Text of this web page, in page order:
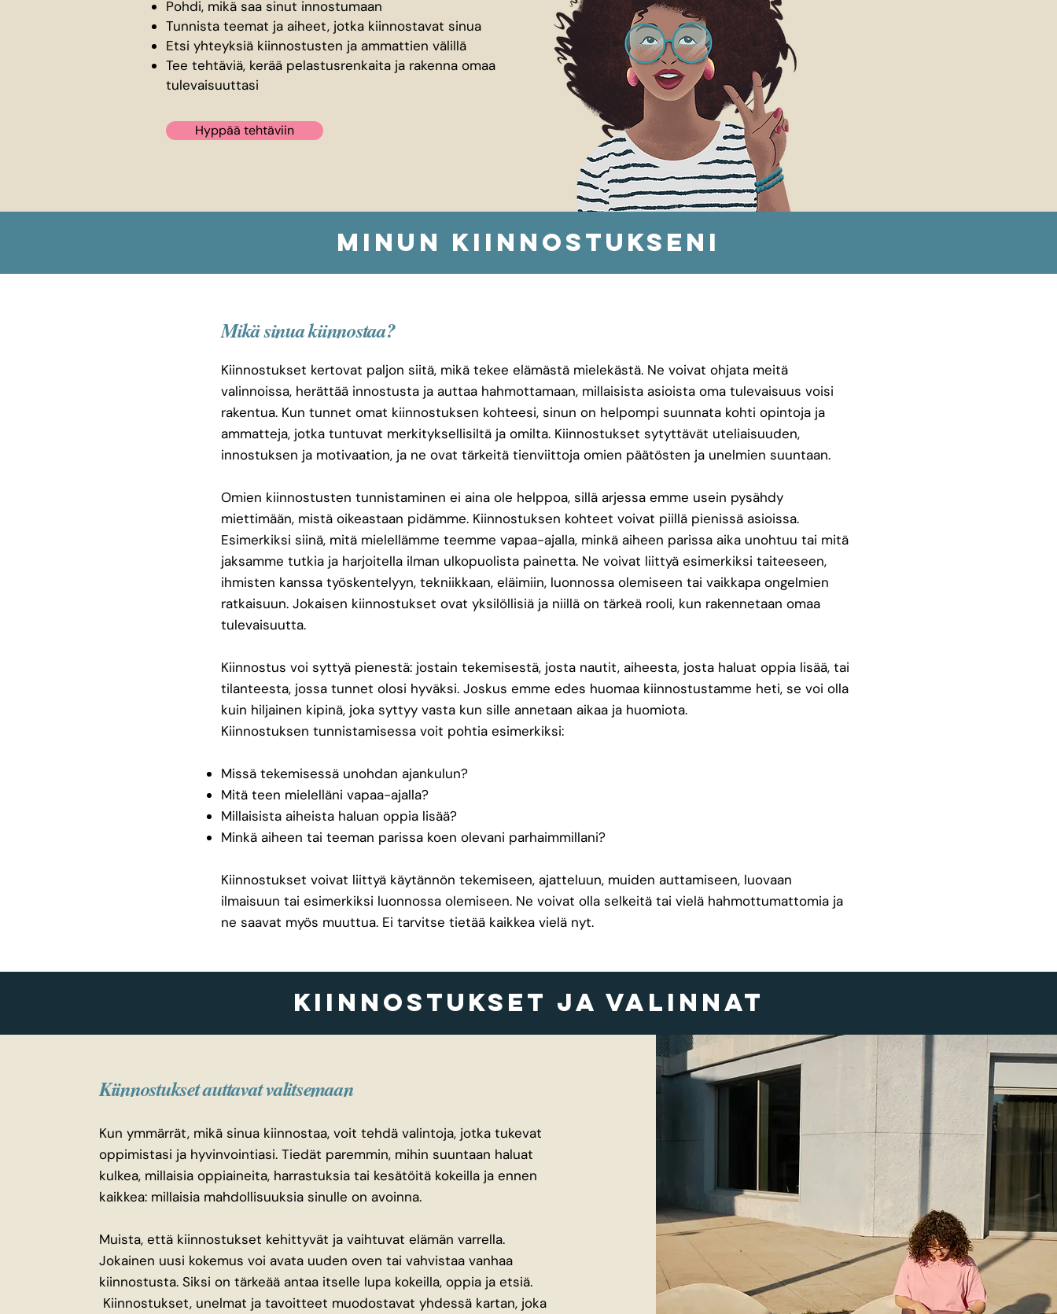
Pohdi, mikä saa sinut innostumaan
Tunnista teemat ja aiheet, jotka kiinnostavat sinua
Etsi yhteyksiä kiinnostusten ja ammattien välillä
Tee tehtäviä, kerää pelastusrenkaita ja rakenna omaa
tulevaisuuttasi​
Hyppää tehtäviin
Minun kiinnostukseni
Mikä sinua kiinnostaa?
Kiinnostukset kertovat paljon siitä, mikä tekee elämästä mielekästä. Ne voivat ohjata meitä
valinnoissa, herättää innostusta ja auttaa hahmottamaan, millaisista asioista oma tulevaisuus voisi
rakentua. Kun tunnet omat kiinnostuksen kohteesi, sinun on helpompi suunnata kohti opintoja ja
ammatteja, jotka tuntuvat merkityksellisiltä ja omilta. Kiinnostukset sytyttävät uteliaisuuden,
innostuksen ja motivaation, ja ne ovat tärkeitä tienviittoja omien päätösten ja unelmien suuntaan.
Omien kiinnostusten tunnistaminen ei aina ole helppoa, sillä arjessa emme usein pysähdy
miettimään, mistä oikeastaan pidämme. Kiinnostuksen kohteet voivat piillä pienissä asioissa.
Esimerkiksi siinä, mitä mielellämme teemme vapaa-ajalla, minkä aiheen parissa aika unohtuu tai mitä
jaksamme tutkia ja harjoitella ilman ulkopuolista painetta. Ne voivat liittyä esimerkiksi taiteeseen,
ihmisten kanssa työskentelyyn, tekniikkaan, eläimiin, luonnossa olemiseen tai vaikkapa ongelmien
ratkaisuun. Jokaisen kiinnostukset ovat yksilöllisiä ja niillä on tärkeä rooli, kun rakennetaan omaa
tulevaisuutta.
Kiinnostus voi syttyä pienestä: jostain tekemisestä, josta nautit, aiheesta, josta haluat oppia lisää, tai
tilanteesta, jossa tunnet olosi hyväksi. Joskus emme edes huomaa kiinnostustamme heti, se voi olla
kuin hiljainen kipinä, joka syttyy vasta kun sille annetaan aikaa ja huomiota.
Kiinnostuksen tunnistamisessa voit pohtia esimerkiksi:
Missä tekemisessä unohdan ajankulun?
Mitä teen mielelläni vapaa-ajalla?
Millaisista aiheista haluan oppia lisää?
Minkä aiheen tai teeman parissa koen olevani parhaimmillani?
Kiinnostukset voivat liittyä käytännön tekemiseen, ajatteluun, muiden auttamiseen, luovaan
ilmaisuun tai esimerkiksi luonnossa olemiseen. Ne voivat olla selkeitä tai vielä hahmottumattomia ja
ne saavat myös muuttua. Ei tarvitse tietää kaikkea vielä nyt.
Kiinnostukset auttavat valitsemaan
Kun ymmärrät, mikä sinua kiinnostaa, voit tehdä valintoja, jotka tukevat
oppimistasi ja hyvinvointiasi. Tiedät paremmin, mihin suuntaan haluat
kulkea, millaisia oppiaineita, harrastuksia tai kesätöitä kokeilla ja ennen
kaikkea: millaisia mahdollisuuksia sinulle on avoinna.
Muista, että kiinnostukset kehittyvät ja vaihtuvat elämän varrella.
Jokainen uusi kokemus voi avata uuden oven tai vahvistaa vanhaa
kiinnostusta. Siksi on tärkeää antaa itselle lupa kokeilla, oppia ja etsiä.​
Kiinnostukset, unelmat ja tavoitteet muodostavat yhdessä kartan, joka
kiinnostukset ja valinnat